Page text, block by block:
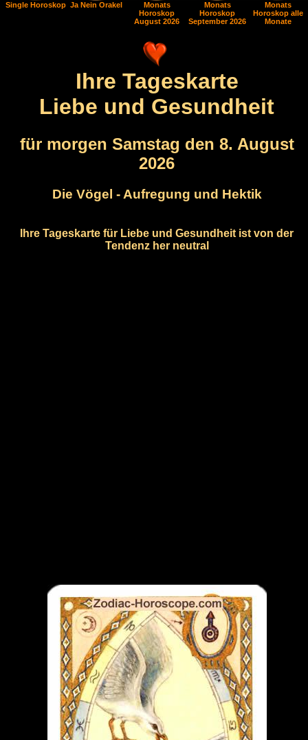
Single Horoskop Ja Nein Orakel
Monats
Horoskop
August 2026
Monats
Horoskop
September 2026
Monats
Horoskop alle
Monate
Ihre Tageskarte
Liebe und Gesundheit
für morgen Samstag den 8. August
2026
Die Vögel - Aufregung und Hektik
Ihre Tageskarte für Liebe und Gesundheit ist von der
Tendenz her neutral